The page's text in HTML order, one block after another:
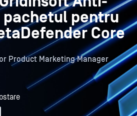
pentru
Core
Product Marketing Manager